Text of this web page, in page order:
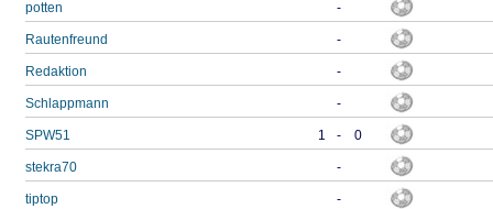
potten -
Rautenfreund -
Redaktion -
Schlappmann -
SPW51 1 - 0
stekra70 -
tiptop -